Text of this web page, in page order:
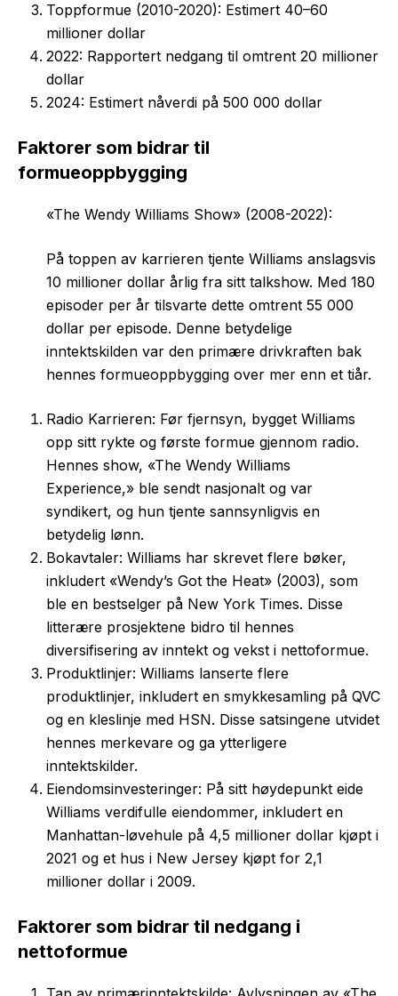
Toppformue (2010-2020): Estimert 40–60
millioner dollar
2022: Rapportert nedgang til omtrent 20 millioner
dollar
2024: Estimert nåverdi på 500 000 dollar
Faktorer som bidrar til
formueoppbygging
«The Wendy Williams Show» (2008-2022):
På toppen av karrieren tjente Williams anslagsvis
10 millioner dollar årlig fra sitt talkshow. Med 180
episoder per år tilsvarte dette omtrent 55 000
dollar per episode. Denne betydelige
inntektskilden var den primære drivkraften bak
hennes formueoppbygging over mer enn et tiår.
Radio Karrieren: Før fjernsyn, bygget Williams
opp sitt rykte og første formue gjennom radio.
Hennes show, «The Wendy Williams
Experience,» ble sendt nasjonalt og var
syndikert, og hun tjente sannsynligvis en
betydelig lønn.
Bokavtaler: Williams har skrevet flere bøker,
inkludert «Wendy’s Got the Heat» (2003), som
ble en bestselger på New York Times. Disse
litterære prosjektene bidro til hennes
diversifisering av inntekt og vekst i nettoformue.
Produktlinjer: Williams lanserte flere
produktlinjer, inkludert en smykkesamling på QVC
og en kleslinje med HSN. Disse satsingene utvidet
hennes merkevare og ga ytterligere
inntektskilder.
Eiendomsinvesteringer: På sitt høydepunkt eide
Williams verdifulle eiendommer, inkludert en
Manhattan-løvehule på 4,5 millioner dollar kjøpt i
2021 og et hus i New Jersey kjøpt for 2,1
millioner dollar i 2009.
Faktorer som bidrar til nedgang i
nettoformue